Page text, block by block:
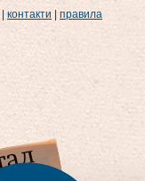
контакти правила